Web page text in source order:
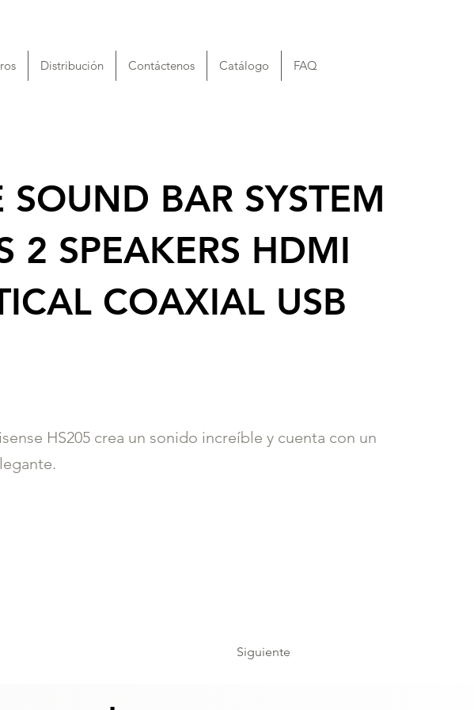
Distribución Contáctenos Catálogo FAQ
SOUND BAR SYSTEM
2 SPEAKERS HDMI
COAXIAL USB
HS205 crea un sonido increíble y cuenta con un
Siguiente